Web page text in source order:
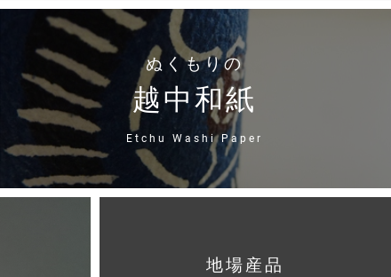
ぬくもりの
越中和紙
Etchu Washi Paper
地場産品